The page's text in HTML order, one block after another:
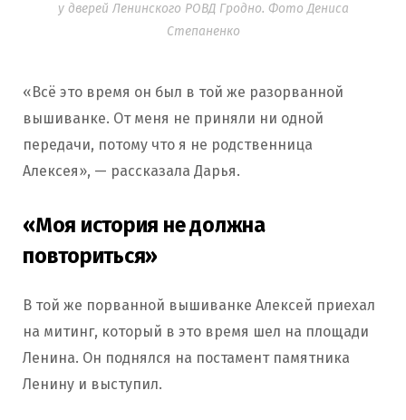
у дверей Ленинского РОВД Гродно. Фото Дениса
Степаненко
«Всё это время он был в той же разорванной
вышиванке. От меня не приняли ни одной
передачи, потому что я не родственница
Алексея», — рассказала Дарья.
«Моя история не должна
повториться»
В той же порванной вышиванке Алексей приехал
на митинг, который в это время шел на площади
Ленина. Он поднялся на постамент памятника
Ленину и выступил.